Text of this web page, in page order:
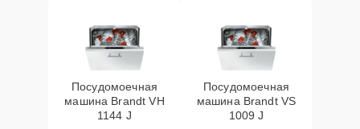
Посудомоечная
машина Brandt VH
1144 J
Посудомоечная
машина Brandt VS
1009 J